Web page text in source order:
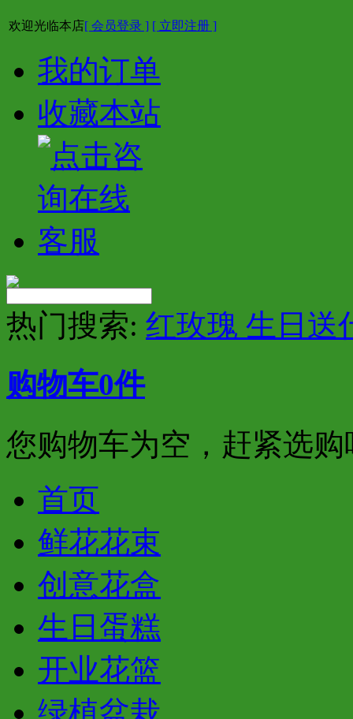
欢迎光临本店[ 会员登录 ] [ 立即注册 ]
我的订单
收藏本站
热门搜索: 红玫瑰 生日送
购物车0件
您购物车为空，赶紧选购
首页
鲜花花束
创意花盒
生日蛋糕
开业花篮
绿植盆栽